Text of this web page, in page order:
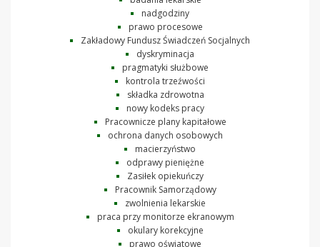
nadgodziny
prawo procesowe
Zakładowy Fundusz Świadczeń Socjalnych
dyskryminacja
pragmatyki służbowe
kontrola trzeźwości
składka zdrowotna
nowy kodeks pracy
Pracownicze plany kapitałowe
ochrona danych osobowych
macierzyństwo
odprawy pieniężne
Zasiłek opiekuńczy
Pracownik Samorządowy
zwolnienia lekarskie
praca przy monitorze ekranowym
okulary korekcyjne
prawo oświatowe